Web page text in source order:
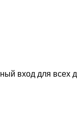
вход для